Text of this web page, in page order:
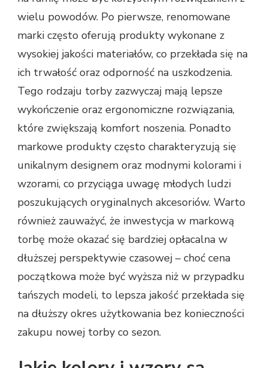
wielu powodów. Po pierwsze, renomowane
marki często oferują produkty wykonane z
wysokiej jakości materiałów, co przekłada się na
ich trwałość oraz odporność na uszkodzenia.
Tego rodzaju torby zazwyczaj mają lepsze
wykończenie oraz ergonomiczne rozwiązania,
które zwiększają komfort noszenia. Ponadto
markowe produkty często charakteryzują się
unikalnym designem oraz modnymi kolorami i
wzorami, co przyciąga uwagę młodych ludzi
poszukujących oryginalnych akcesoriów. Warto
również zauważyć, że inwestycja w markową
torbę może okazać się bardziej opłacalna w
dłuższej perspektywie czasowej – choć cena
początkowa może być wyższa niż w przypadku
tańszych modeli, to lepsza jakość przekłada się
na dłuższy okres użytkowania bez konieczności
zakupu nowej torby co sezon.